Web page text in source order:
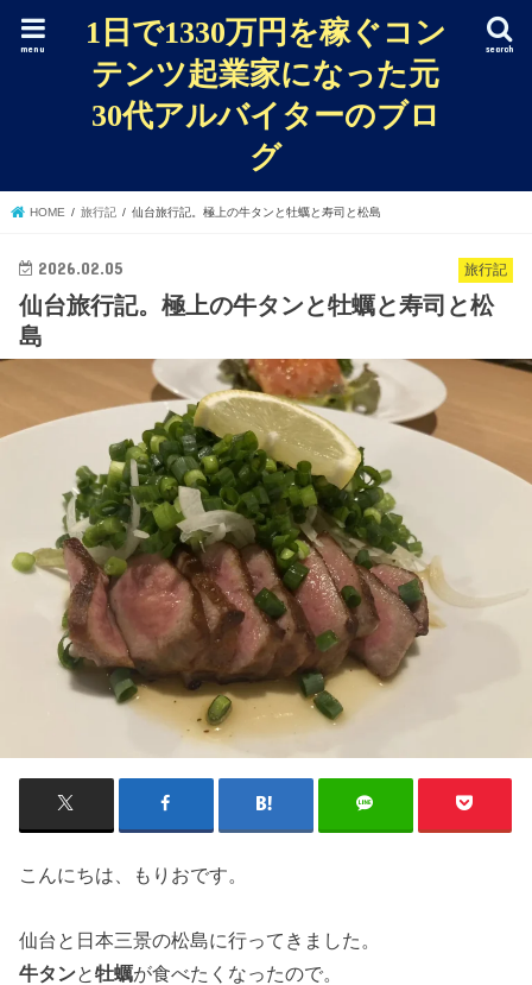
1日で1330万円を稼ぐコン
テンツ起業家になった元
30代アルバイターのブロ
グ
search
menu
HOME 旅行記 仙台旅行記。極上の牛タンと牡蠣と寿司と松島
旅行記
2026.02.05
仙台旅行記。極上の牛タンと牡蠣と寿司と松
島
こんにちは、もりおです。
仙台と日本三景の松島に行ってきました。
牛タンと牡蠣が食べたくなったので。